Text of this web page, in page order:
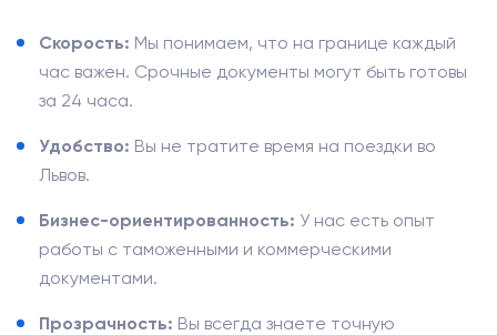
Скорость: Мы понимаем, что на границе каждый
час важен. Срочные документы могут быть готовы
за 24 часа.
Удобство: Вы не тратите время на поездки во
Львов.
Бизнес-ориентированность: У нас есть опыт
работы с таможенными и коммерческими
документами.
Прозрачность: Вы всегда знаете точную